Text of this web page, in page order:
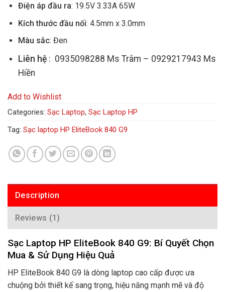
Điện áp đầu ra: 19.5V 3.33A 65W
Kích thước đầu nối: 4.5mm x 3.0mm
Màu sắc: Đen
Liên hệ: 0935098288 Ms Trâm – 0929217943 Ms
Hiền
Add to Wishlist
Categories: Sạc Laptop, Sạc Laptop HP
Tag: Sạc laptop HP EliteBook 840 G9
Description
Reviews (1)
Sạc Laptop HP EliteBook 840 G9: Bí Quyết Chọn
Mua & Sử Dụng Hiệu Quả
HP EliteBook 840 G9 là dòng laptop cao cấp được ưa
chuộng bởi thiết kế sang trọng, hiệu năng mạnh mẽ và độ